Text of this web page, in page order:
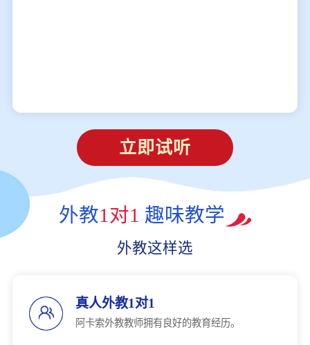
立即试听
外教1对1 趣味教学
外教这样选
真人外教1对1
阿卡索外教教师拥有良好的教育经历。